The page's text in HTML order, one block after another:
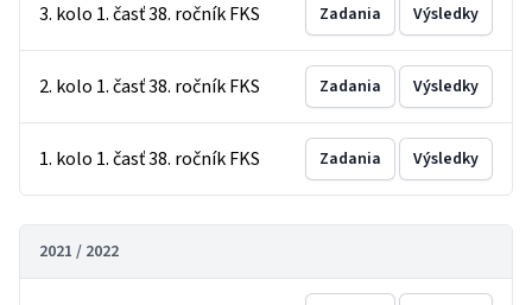
3. kolo 1. časť 38. ročník FKS Zadania Výsledky
2. kolo 1. časť 38. ročník FKS Zadania Výsledky
1. kolo 1. časť 38. ročník FKS Zadania Výsledky
2021 / 2022